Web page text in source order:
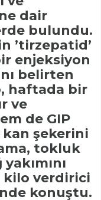
dair
bulundu.
’tirzepatid’
enjeksiyon
belirten
haftada bir
ve
de GIP
kan şekerini
tokluk
verdirici
konuştu.